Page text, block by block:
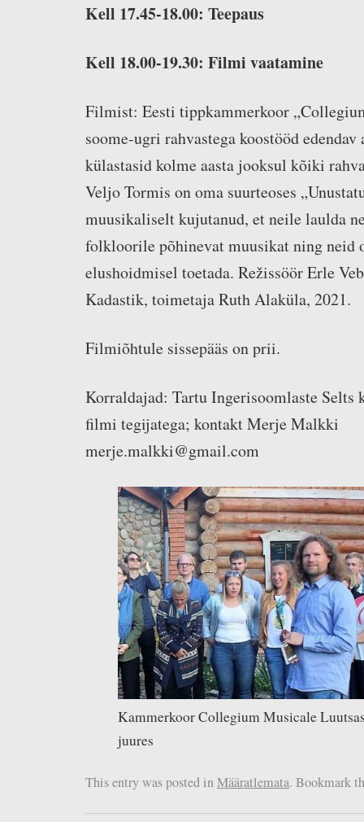
Kell 17.45-18.00: Teepaus
Kell 18.00-19.30: Filmi vaatamine
Filmist: Eesti tippkammerkoor
soome-ugri rahvastega koostööd
külastasid kolme aasta jooksul kõiki
Veljo Tormis on oma suurteoses
muusikaliselt kujutanud, et neile laulda
folkloorile põhinevat muusikat ning neid
elushoidmisel toetada. Režissöör Erle
Kadastik, toimetaja Ruth Alaküla, 2021.
Filmiõhtule sissepääs on prii.
Korraldajad: Tartu Ingerisoomlaste Selts
filmi tegijatega; kontakt Merje Malkki
merje.malkki@gmail.com
Kammerkoor Collegium Musicale
juures
This entry was posted inMääratlemata. Bookmark